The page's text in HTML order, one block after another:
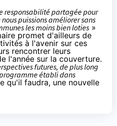
responsabilité partagée pour
puissions améliorer sans
les moins bien loties »
promet d'ailleurs de
à l'avenir sur ces
rencontrer leurs
l'année sur la couverture.
futures, de plus long
établi dans
qu'il faudra, une nouvelle